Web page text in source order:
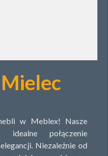
w Meblex! Nasze
połączenie
Niezależnie od